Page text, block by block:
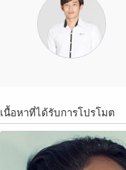
เนื้อหาที่ได้รับการโปรโมต